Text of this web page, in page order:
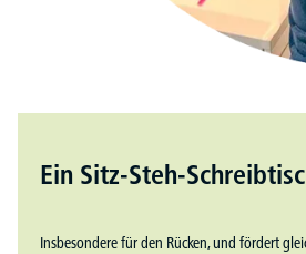
Ein Sitz-Steh-
Insbesondere für den Rücken, und fördert